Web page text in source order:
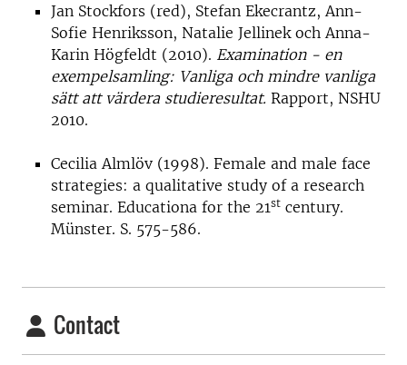
Jan Stockfors (red), Stefan Ekecrantz, Ann-
Sofie Henriksson, Natalie Jellinek och Anna-
Karin Högfeldt (2010). Examination - en
exempelsamling: Vanliga och mindre vanliga
sätt att värdera studieresultat. Rapport, NSHU
2010.
Cecilia Almlöv (1998). Female and male face
strategies: a qualitative study of a research
seminar. Educationa for the 21st century.
Münster. S. 575-586.
Contact